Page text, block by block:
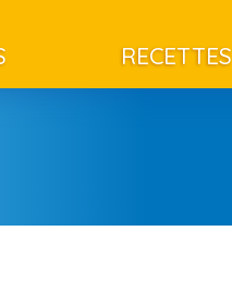
RECETTES